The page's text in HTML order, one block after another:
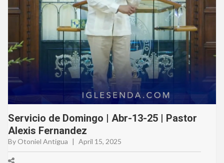
Servicio de Domingo | Abr-13-25 | Pastor
Alexis Fernandez
By Otoniel Antigua | April 15, 2025